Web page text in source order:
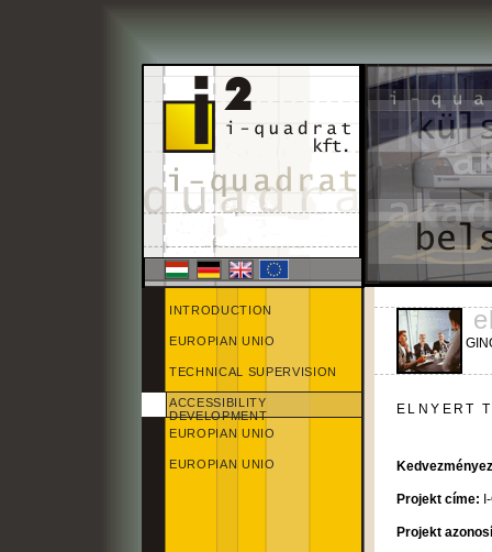
INTRODUCTION
EUROPIAN UNIO
TECHNICAL SUPERVISION
ACCESSIBILITY
DEVELOPMENT
EUROPIAN UNIO
EUROPIAN UNIO
ELNYERT
Projekt címe:
Projekt